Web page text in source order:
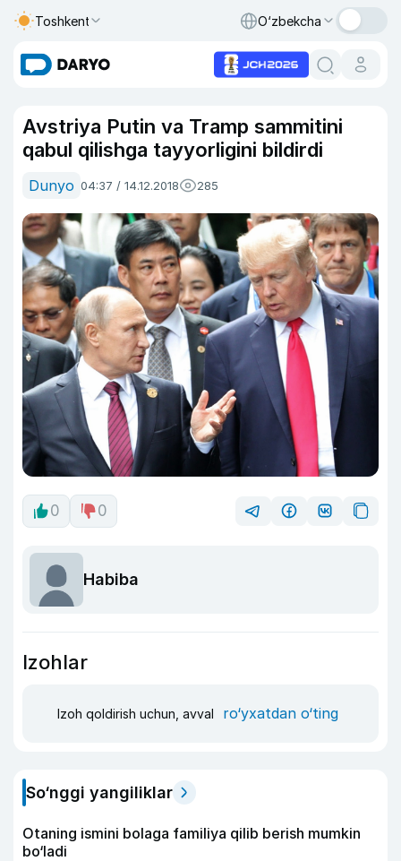
Toshkent O‘zbekcha
Avstriya Putin va Tramp sammitini
qabul qilishga tayyorligini bildirdi
Dunyo 04:37 / 14.12.2018 285
0 0
Habiba
Izohlar
Izoh qoldirish uchun, avval ro‘yxatdan o‘ting
So‘nggi yangiliklar
Otaning ismini bolaga familiya qilib berish mumkin
bo‘ladi